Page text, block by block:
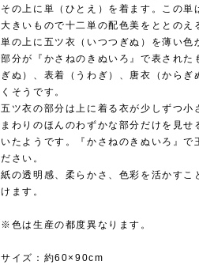
その上に単（ひとえ）を着ます。この単
大きいもので十二単の配色美をととのえ
単の上に五ツ衣（いつつぎぬ）を薄い色
部分が『かさねのきぬいろ』で表された
ぎぬ）、表着（うわぎ）、唐衣（から
くそうです。
五ツ衣の部分は上に着る衣が少しずつ小
まわりのほんのわずかな部分だけを見せ
いたようです。『かさねのきぬいろ』で
ださい。
紙の透明感、柔らかさ、色彩を活かすこ
けます。
※色は生産の都度異なります。
サイズ：約60×90cm